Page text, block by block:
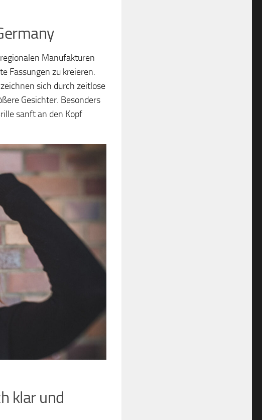
Manufakturen
Fassungen zu kreieren.
sich durch zeitlose
Gesichter. Besonders
sanft an den Kopf
klar und